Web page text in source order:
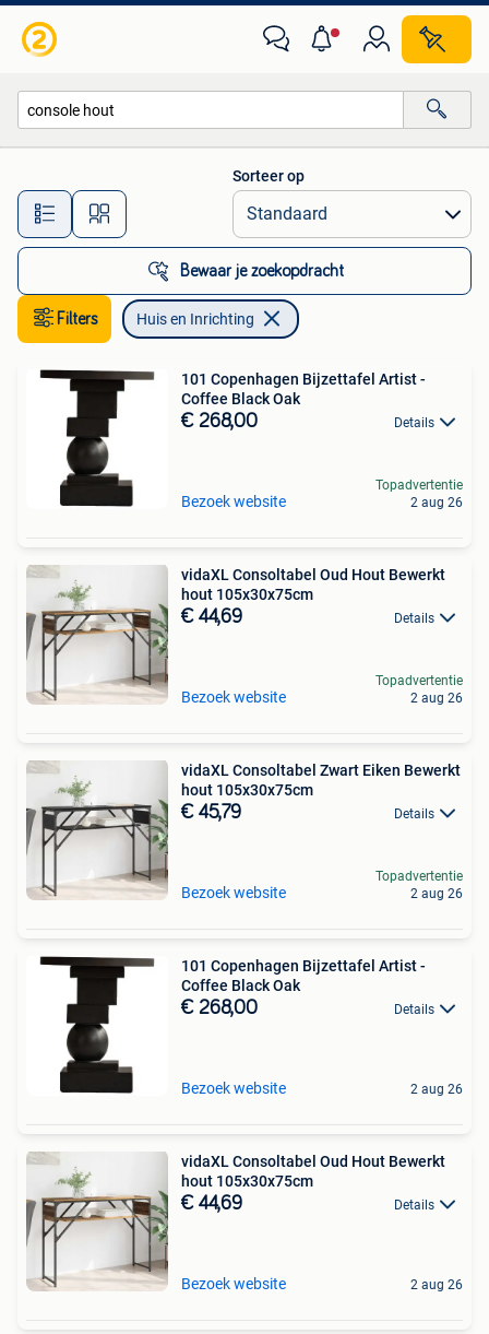
Alle afstanden…
Sorteer op
Bewaar je zoekopdracht
Filters Huis en Inrichting
101 Copenhagen Bijzettafel Artist -
Coffee Black Oak
€ 268,00 Details
Bezoek website
Topadvertentie
2 aug 26
vidaXL Consoltabel Oud Hout Bewerkt
hout 105x30x75cm
€ 44,69 Details
Bezoek website
Topadvertentie
2 aug 26
vidaXL Consoltabel Zwart Eiken Bewerkt
hout 105x30x75cm
€ 45,79 Details
Bezoek website
Topadvertentie
2 aug 26
101 Copenhagen Bijzettafel Artist -
Coffee Black Oak
€ 268,00 Details
Bezoek website 2 aug 26
vidaXL Consoltabel Oud Hout Bewerkt
hout 105x30x75cm
€ 44,69 Details
Bezoek website 2 aug 26